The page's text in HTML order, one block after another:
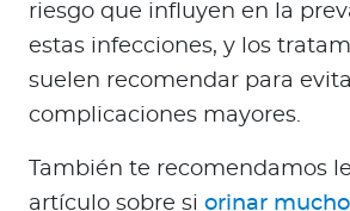
Contáctanos
riesgo que influyen en la
estas infecciones, y los
suelen recomendar para
complicaciones mayores.
También te recomendamos
artículo sobre si orinar